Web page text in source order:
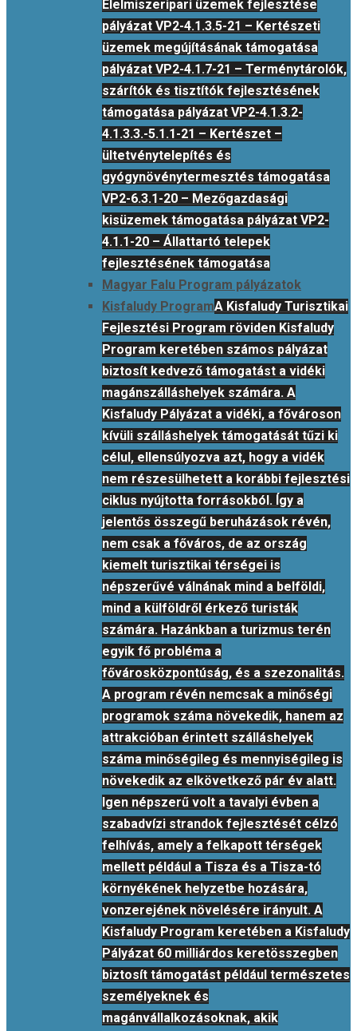
Élelmiszeripari üzemek fejlesztése
pályázat VP2-4.1.3.5-21 – Kertészeti
üzemek megújításának támogatása
pályázat VP2-4.1.7-21 – Terménytárolók,
szárítók és tisztítók fejlesztésének
támogatása pályázat VP2-4.1.3.2-
4.1.3.3.-5.1.1-21 – Kertészet –
ültetvénytelepítés és
gyógynövénytermesztés támogatása
VP2-6.3.1-20 – Mezőgazdasági
kisüzemek támogatása pályázat VP2-
4.1.1-20 – Állattartó telepek
fejlesztésének támogatása
Magyar Falu Program pályázatok
Kisfaludy ProgramA Kisfaludy Turisztikai
Fejlesztési Program röviden Kisfaludy
Program keretében számos pályázat
biztosít kedvező támogatást a vidéki
magánszálláshelyek számára. A
Kisfaludy Pályázat a vidéki, a fővároson
kívüli szálláshelyek támogatását tűzi ki
célul, ellensúlyozva azt, hogy a vidék
nem részesülhetett a korábbi fejlesztési
ciklus nyújtotta forrásokból. Így a
jelentős összegű beruházások révén,
nem csak a főváros, de az ország
kiemelt turisztikai térségei is
népszerűvé válnának mind a belföldi,
mind a külföldről érkező turisták
számára. Hazánkban a turizmus terén
egyik fő probléma a
fővárosközpontúság, és a szezonalitás.
A program révén nemcsak a minőségi
programok száma növekedik, hanem az
attrakcióban érintett szálláshelyek
száma minőségileg és mennyiségileg is
növekedik az elkövetkező pár év alatt.
Igen népszerű volt a tavalyi évben a
szabadvízi strandok fejlesztését célzó
felhívás, amely a felkapott térségek
mellett például a Tisza és a Tisza-tó
környékének helyzetbe hozására,
vonzerejének növelésére irányult. A
Kisfaludy Program keretében a Kisfaludy
Pályázat 60 milliárdos keretösszegben
biztosít támogatást például természetes
személyeknek és
magánvállalkozásoknak, akik